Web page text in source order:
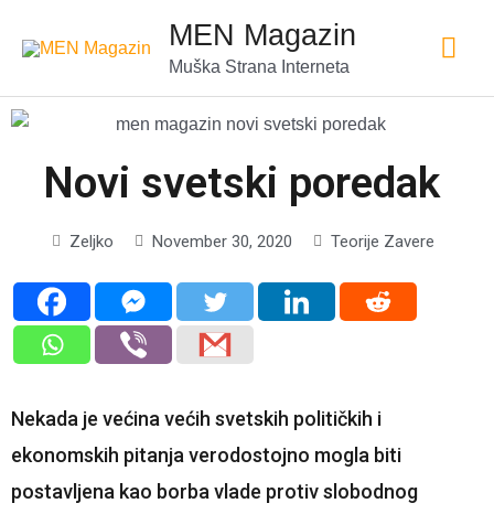
MEN Magazin
Muška Strana Interneta
Novi svetski poredak
Zeljko November 30, 2020 Teorije Zavere
Nekada je većina većih svetskih političkih i
ekonomskih pitanja verodostojno mogla biti
postavljena kao borba vlade protiv slobodnog